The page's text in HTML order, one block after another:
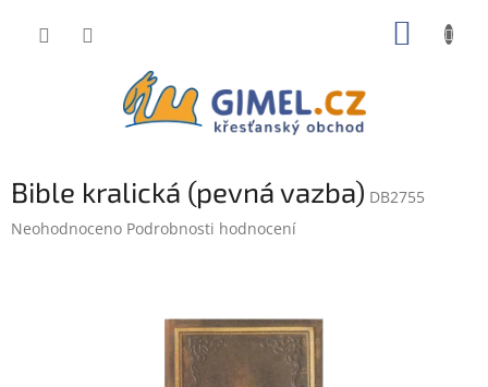
Bible kralická (pevná vazba) DB2755
Průměrné
Neohodnoceno Podrobnosti hodnocení